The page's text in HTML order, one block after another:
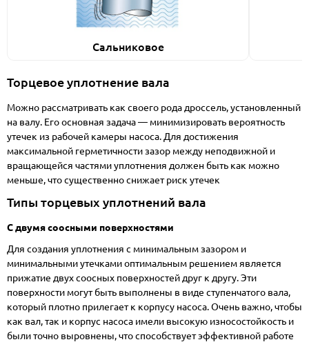
Сальниковое
Торцевое уплотнение вала
Можно рассматривать как своего рода дроссель, установленный
на валу. Его основная задача — минимизировать вероятность
утечек из рабочей камеры насоса. Для достижения
максимальной герметичности зазор между неподвижной и
вращающейся частями уплотнения должен быть как можно
меньше, что существенно снижает риск утечек
Типы торцевых уплотнений вала
С двумя соосными поверхностями
Для создания уплотнения с минимальным зазором и
минимальными утечками оптимальным решением является
прижатие двух соосных поверхностей друг к другу. Эти
поверхности могут быть выполнены в виде ступенчатого вала,
который плотно прилегает к корпусу насоса. Очень важно, чтобы
как вал, так и корпус насоса имели высокую износостойкость и
были точно выровнены, что способствует эффективной работе